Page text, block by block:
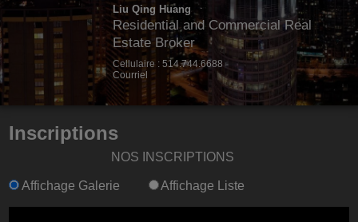
Liu Qing Huang
Residential and Commercial Real
Estate Broker
Cellulaire : 514.744.6688
Courriel
Inscriptions
NOS INSCRIPTIONS
Affichage Galerie Affichage Liste